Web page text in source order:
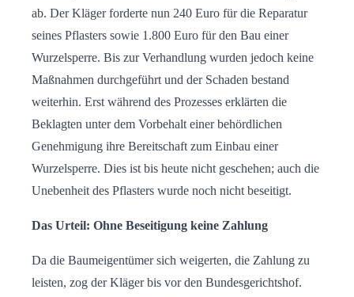
ab. Der Kläger forderte nun 240 Euro für die Reparatur
seines Pflasters sowie 1.800 Euro für den Bau einer
Wurzelsperre. Bis zur Verhandlung wurden jedoch keine
Maßnahmen durchgeführt und der Schaden bestand
weiterhin. Erst während des Prozesses erklärten die
Beklagten unter dem Vorbehalt einer behördlichen
Genehmigung ihre Bereitschaft zum Einbau einer
Wurzelsperre. Dies ist bis heute nicht geschehen; auch die
Unebenheit des Pflasters wurde noch nicht beseitigt.
Das Urteil: Ohne Beseitigung keine Zahlung
Da die Baumeigentümer sich weigerten, die Zahlung zu
leisten, zog der Kläger bis vor den Bundesgerichtshof.